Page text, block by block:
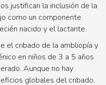
justifican la inclusión de la
como un componente
nacido y el lactante.
el cribado de la ambliopía y
en niños de 3 a 5 años
Aunque no hay
globales del cribado,